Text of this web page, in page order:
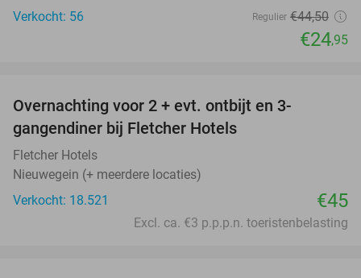
Verkocht: 56
Regulier €44,50
€24,95
Overnachting voor 2 + evt. ontbijt en 3-
gangendiner bij Fletcher Hotels
Fletcher Hotels
Nieuwegein (+ meerdere locaties)
Verkocht: 18.521
€45
Excl. ca. €3 p.p.p.n. toeristenbelasting